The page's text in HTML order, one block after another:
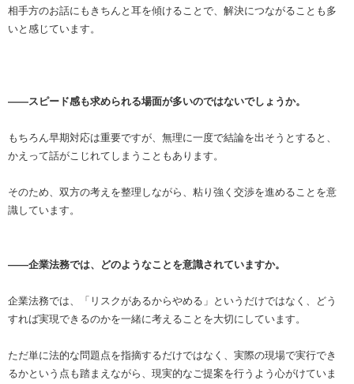
相手方のお話にもきちんと耳を傾けることで、解決につながることも多
いと感じています。
――スピード感も求められる場面が多いのではないでしょうか。
もちろん早期対応は重要ですが、無理に一度で結論を出そうとすると、
かえって話がこじれてしまうこともあります。
そのため、双方の考えを整理しながら、粘り強く交渉を進めることを意
識しています。
――企業法務では、どのようなことを意識されていますか。
企業法務では、「リスクがあるからやめる」というだけではなく、どう
すれば実現できるのかを一緒に考えることを大切にしています。
ただ単に法的な問題点を指摘するだけではなく、実際の現場で実行でき
るかという点も踏まえながら、現実的なご提案を行うよう心がけていま